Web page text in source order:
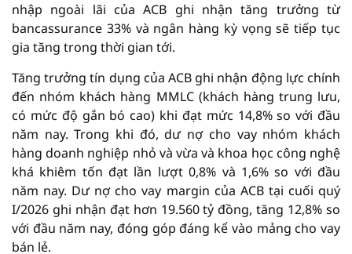
nhập ngoài lãi của ACB ghi nhận tăng trưởng từ
bancassurance 33% và ngân hàng kỳ vọng sẽ tiếp tục
gia tăng trong thời gian tới.
Tăng trưởng tín dụng của ACB ghi nhận động lực chính
đến nhóm khách hàng MMLC (khách hàng trung lưu,
có mức độ gắn bó cao) khi đạt mức 14,8% so với đầu
năm nay. Trong khi đó, dư nợ cho vay nhóm khách
hàng doanh nghiệp nhỏ và vừa và khoa học công nghệ
khá khiêm tốn đạt lần lượt 0,8% và 1,6% so với đầu
năm nay. Dư nợ cho vay margin của ACB tại cuối quý
I/2026 ghi nhận đạt hơn 19.560 tỷ đồng, tăng 12,8% so
với đầu năm nay, đóng góp đáng kể vào mảng cho vay
bán lẻ.